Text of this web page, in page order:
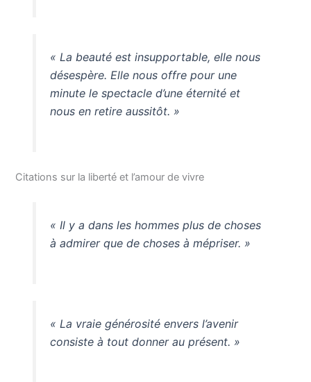
« La beauté est insupportable, elle nous
désespère. Elle nous offre pour une
minute le spectacle d’une éternité et
nous en retire aussitôt. »
Citations sur la liberté et l’amour de vivre
« Il y a dans les hommes plus de choses
à admirer que de choses à mépriser. »
« La vraie générosité envers l’avenir
consiste à tout donner au présent. »